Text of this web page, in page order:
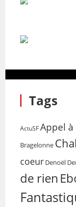
Tags
ActuSF Appel
Bragelonne
coeur Denoël
de rien